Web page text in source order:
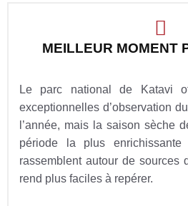
MEILLEUR MOMENT
Le parc national de Katavi
exceptionnelles d’observation
l’année, mais la saison sèche
période la plus
rassemblent autour de sources
rend plus faciles à repérer.